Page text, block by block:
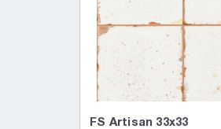
FS Artisan 33x33